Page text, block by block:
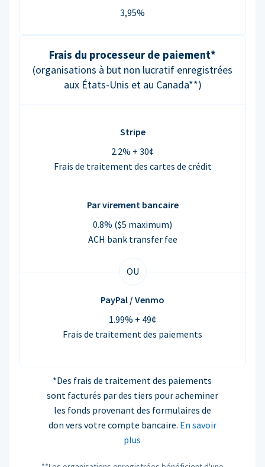
3,95%
Frais du processeur de paiement*
(organisations à but non lucratif enregistrées
aux États-Unis et au Canada**)
Stripe
2.2% + 30¢
Frais de traitement des cartes de crédit
Par virement bancaire
0.8% ($5 maximum)
ACH bank transfer fee
OU
PayPal / Venmo
1.99% + 49¢
Frais de traitement des paiements
*Des frais de traitement des paiements
sont facturés par des tiers pour acheminer
les fonds provenant des formulaires de
don vers votre compte bancaire. En savoir
plus